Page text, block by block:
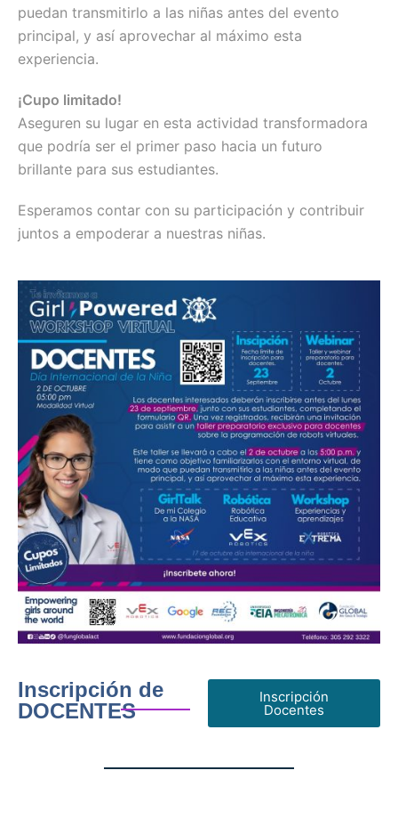
puedan transmitirlo a las niñas antes del evento
principal, y así aprovechar al máximo esta
experiencia.
¡Cupo limitado!
Aseguren su lugar en esta actividad transformadora
que podría ser el primer paso hacia un futuro
brillante para sus estudiantes.
Esperamos contar con su participación y contribuir
juntos a empoderar a nuestras niñas.
Inscripción de
DOCENTES
Inscripción
Docentes